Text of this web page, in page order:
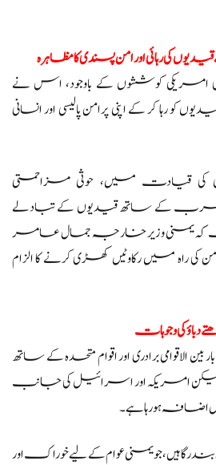
کی رہائی اور امن پسندی کا مظاہرہ
کی امریکی کوششوں کے باوجود، اس نے
کو رہا کر کے اپنی پرامن پالیسی اور انسانی
کی قیادت میں، حوثی مزاحمتی
کے ساتھ قیدیوں کے تبادلے
جب کہ یمنی وزیر خارجہ جمال عامر
میں رکاوٹیں کھڑی کرنے کا الزام
کی وجوہات
الاقوامی برادری اور اقوام متحدہ کے ساتھ
لیکن امریکہ اور اسرائیل کی جانب
ہو رہا ہے۔
جو یمنی عوام کے لیے خوراک اور